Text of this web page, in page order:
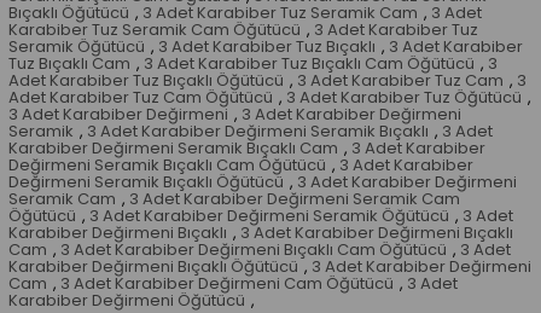
Bıçaklı Öğütücü , 3 Adet Karabiber Tuz Seramik Cam , 3 Adet
Karabiber Tuz Seramik Cam Öğütücü , 3 Adet Karabiber Tuz
Seramik Öğütücü , 3 Adet Karabiber Tuz Bıçaklı , 3 Adet Karabiber
Tuz Bıçaklı Cam , 3 Adet Karabiber Tuz Bıçaklı Cam Öğütücü , 3
Adet Karabiber Tuz Bıçaklı Öğütücü , 3 Adet Karabiber Tuz Cam , 3
Adet Karabiber Tuz Cam Öğütücü , 3 Adet Karabiber Tuz Öğütücü ,
3 Adet Karabiber Değirmeni , 3 Adet Karabiber Değirmeni
Seramik , 3 Adet Karabiber Değirmeni Seramik Bıçaklı , 3 Adet
Karabiber Değirmeni Seramik Bıçaklı Cam , 3 Adet Karabiber
Değirmeni Seramik Bıçaklı Cam Öğütücü , 3 Adet Karabiber
Değirmeni Seramik Bıçaklı Öğütücü , 3 Adet Karabiber Değirmeni
Seramik Cam , 3 Adet Karabiber Değirmeni Seramik Cam
Öğütücü , 3 Adet Karabiber Değirmeni Seramik Öğütücü , 3 Adet
Karabiber Değirmeni Bıçaklı , 3 Adet Karabiber Değirmeni Bıçaklı
Cam , 3 Adet Karabiber Değirmeni Bıçaklı Cam Öğütücü , 3 Adet
Karabiber Değirmeni Bıçaklı Öğütücü , 3 Adet Karabiber Değirmeni
Cam , 3 Adet Karabiber Değirmeni Cam Öğütücü , 3 Adet
Karabiber Değirmeni Öğütücü ,